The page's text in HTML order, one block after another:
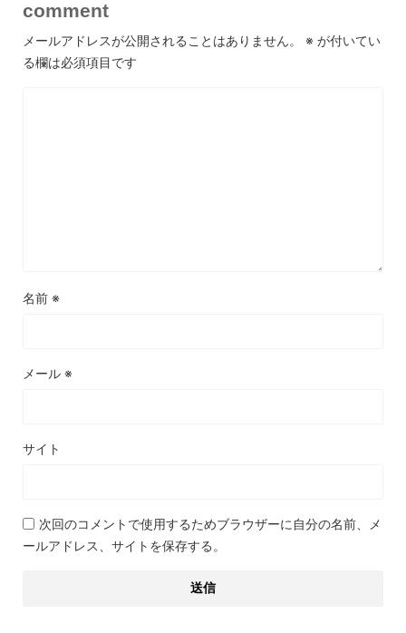
comment
メールアドレスが公開されることはありません。 ※ が付いてい
る欄は必須項目です
名前 ※
メール ※
サイト
次回のコメントで使用するためブラウザーに自分の名前、メ
ールアドレス、サイトを保存する。